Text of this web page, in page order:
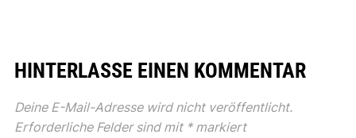
HINTERLASSE EINEN KOMMENTAR
Deine E-Mail-Adresse wird nicht veröffentlicht.
Erforderliche Felder sind mit *markiert